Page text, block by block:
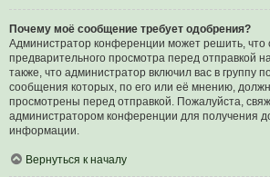
Почему моё сообщение требует одобрения?
Администратор конференции может решить,
предварительного просмотра перед отправкой
также, что администратор включил вас в группу
сообщения которых, по его или её мнению,
просмотрены перед отправкой. Пожалуйста,
администратором конференции для получения
информации.
Вернуться к началу